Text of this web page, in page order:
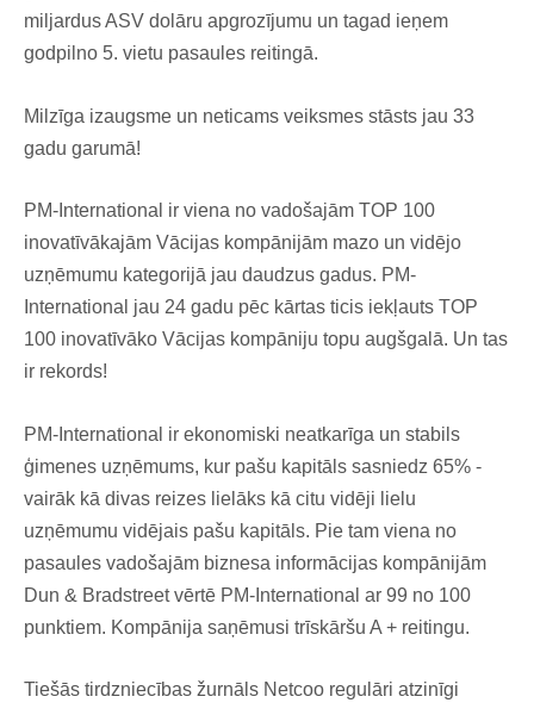
miljardus ASV dolāru apgrozījumu un tagad ieņem
godpilno 5. vietu pasaules reitingā.
Milzīga izaugsme un neticams veiksmes stāsts jau 33
gadu garumā!
PM-International ir viena no vadošajām TOP 100
inovatīvākajām Vācijas kompānijām mazo un vidējo
uzņēmumu kategorijā jau daudzus gadus. PM-
International jau 24 gadu pēc kārtas ticis iekļauts TOP
100 inovatīvāko Vācijas kompāniju topu augšgalā. Un tas
ir rekords!
PM-International ir ekonomiski neatkarīga un stabils
ģimenes uzņēmums, kur pašu kapitāls sasniedz 65% -
vairāk kā divas reizes lielāks kā citu vidēji lielu
uzņēmumu vidējais pašu kapitāls. Pie tam viena no
pasaules vadošajām biznesa informācijas kompānijām
Dun & Bradstreet vērtē PM-International ar 99 no 100
punktiem. Kompānija saņēmusi trīskāršu A + reitingu.
Tiešās tirdzniecības žurnāls Netcoo regulāri atzinīgi